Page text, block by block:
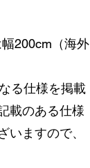
200cm（海外
る仕様を掲載
載のある仕様
いますので、